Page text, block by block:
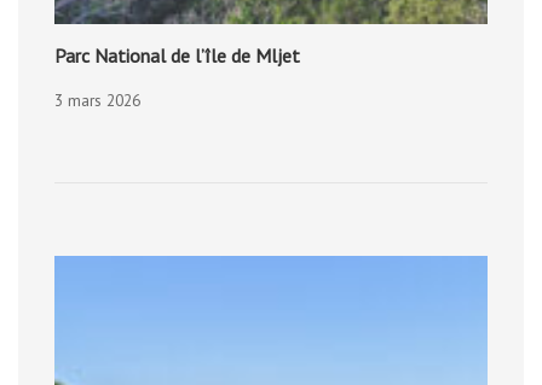
Parc National de l’île de Mljet
3 mars 2026